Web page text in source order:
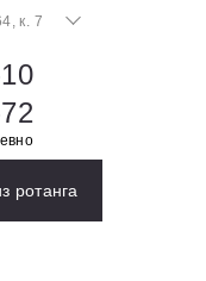
к. 7
ротанга